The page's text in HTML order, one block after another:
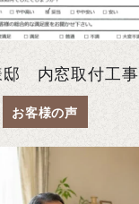
邸 内窓取付工事
お客様の声